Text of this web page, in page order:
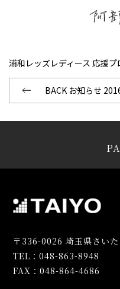
浦和レッズレディース 応援
BACK お知らせ
〒336-0026 埼玉県さい
TEL：048-863-8948
FAX：048-864-4686